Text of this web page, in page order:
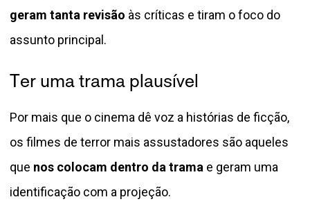
geram tanta revisão às críticas e tiram o foco do
assunto principal.
Ter uma trama plausível
Por mais que o cinema dê voz a histórias de ficção,
os filmes de terror mais assustadores são aqueles
que nos colocam dentro da trama e geram uma
identificação com a projeção.